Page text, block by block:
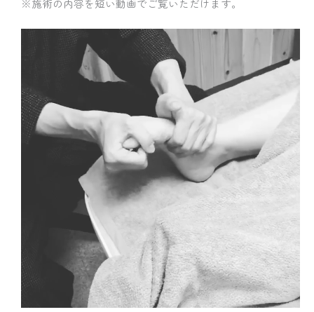
※施術の内容を短い動画でご覧いただけます。